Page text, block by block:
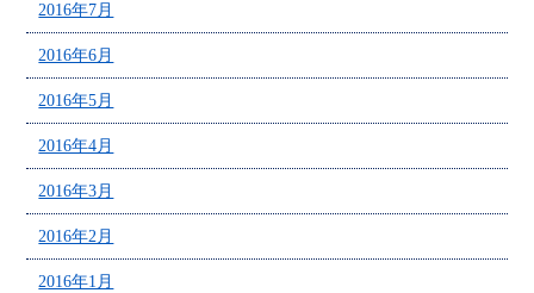
2016年7月
2016年6月
2016年5月
2016年4月
2016年3月
2016年2月
2016年1月